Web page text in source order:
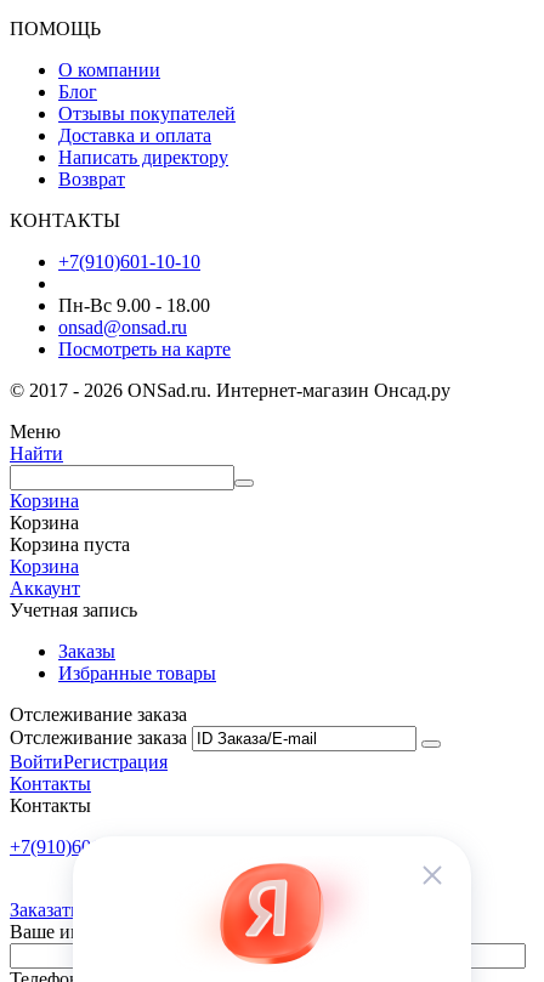
ПОМОЩЬ
О компании
Блог
Отзывы покупателей
Доставка и оплата
Написать директору
Возврат
КОНТАКТЫ
+7(910)601-10-10
Пн-Вс 9.00 - 18.00
onsad@onsad.ru
Посмотреть на карте
© 2017 - 2026 ONSad.ru. Интернет-магазин Онсад.ру
Меню
Найти
Корзина
Корзина
Корзина пуста
Корзина
Аккаунт
Учетная запись
Заказы
Избранные товары
Отслеживание заказа
Отслеживание заказа
ВойтиРегистрация
Контакты
Контакты
+7(910)601-10-10
Заказать обратный звонок
Ваше имя